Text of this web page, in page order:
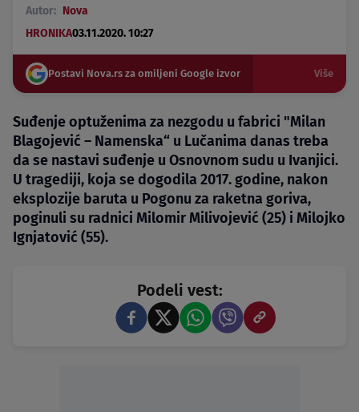
Autor: Nova
HRONIKA03.11.2020. 10:27
Postavi Nova.rs za omiljeni Google izvor Više
Suđenje optuženima za nezgodu u fabrici "Milan
Blagojević – Namenska“ u Lučanima danas treba
da se nastavi suđenje u Osnovnom sudu u Ivanjici.
U tragediji, koja se dogodila 2017. godine, nakon
eksplozije baruta u Pogonu za raketna goriva,
poginuli su radnici Milomir Milivojević (25) i Milojko
Ignjatović (55).
Podeli vest: